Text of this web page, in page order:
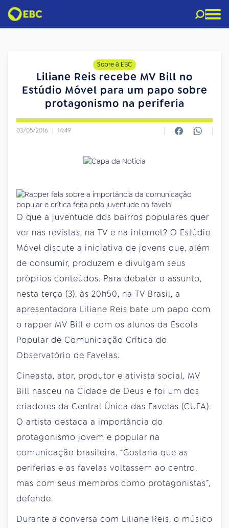
Sobre a EBC
Liliane Reis recebe MV Bill no
Estúdio Móvel para um papo sobre
protagonismo na periferia
03/05/2016 | 14:49
O que a juventude dos bairros populares quer
ver nas revistas, na TV e na internet? O Estúdio
Móvel discute a iniciativa de jovens que, além
de consumir, produzem e divulgam seus
próprios conteúdos. Para debater o assunto,
nesta terça (3), às 20h50, na TV Brasil, a
apresentadora Liliane Reis bate um papo com
o rapper MV Bill e com os alunos da Escola
Popular de Comunicação Crítica do
Observatório de Favelas.
Cineasta, ator, produtor e ativista social, MV
Bill nasceu na Cidade de Deus e foi um dos
criadores da Central Única das Favelas (CUFA).
O artista destaca a importância do
protagonismo jovem e popular na
comunicação brasileira. “Gostaria que as
periferias e as favelas voltassem ao centro,
mas com seus membros como protagonistas”,
defende.
Durante a conversa com Liliane Reis, o músico